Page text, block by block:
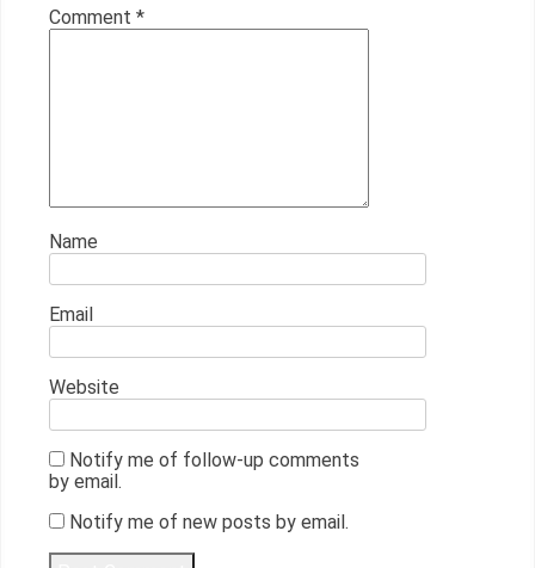
Comment *
Name
Email
Website
Notify me of follow-up comments
by email.
Notify me of new posts by email.